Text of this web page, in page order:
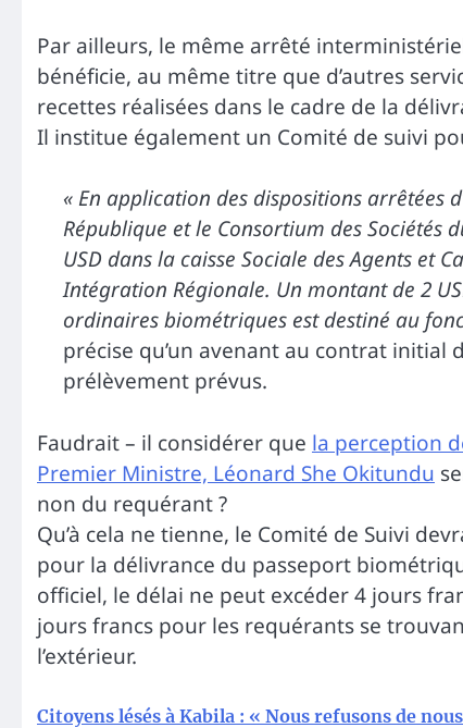
Par ailleurs, le même arrêté
bénéficie, au même titre que d’autres
recettes réalisées dans le cadre de la
Il institue également un Comité de suivi
« En application des dispositions arrêtées
République et le Consortium des Sociétés
USD dans la caisse Sociale des Agents et
Intégration Régionale. Un montant de 2
ordinaires biométriques est destiné au
précise qu’un avenant au contrat
prélèvement prévus.
Faudrait – il considérer que la perception
Premier Ministre, Léonard She Okitundu
non du requérant ?
Qu’à cela ne tienne, le Comité de Suivi
pour la délivrance du passeport
officiel, le délai ne peut excéder 4 jours
jours francs pour les requérants se
l’extérieur.
Citoyens lésés à Kabila : « Nous refusons de